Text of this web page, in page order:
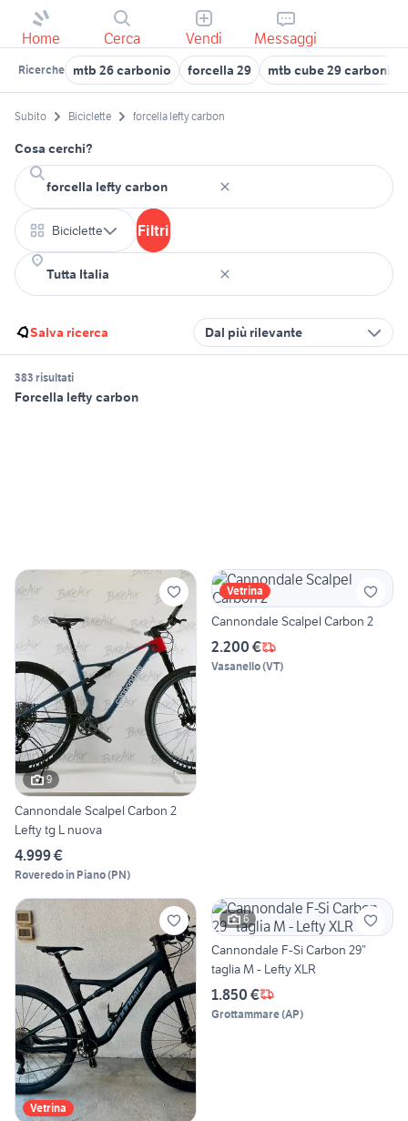
Home Cerca Vendi Messaggi
Ricerche mtb 26 carbonio forcella 29 mtb cube 29 carbonio
Subito Biciclette forcella lefty carbon
Cosa cerchi?
Biciclette Filtri
Salva ricerca Dal più rilevante
383 risultati
Forcella lefty carbon
9
Cannondale Scalpel Carbon 2
Lefty tg L nuova
4.999 €
Roveredo in Piano(PN)
Vetrina
Cannondale Scalpel Carbon 2
2.200 €
Vasanello(VT)
Vetrina
6
Cannondale F-Si Carbon 29”
taglia M - Lefty XLR
1.850 €
Grottammare(AP)